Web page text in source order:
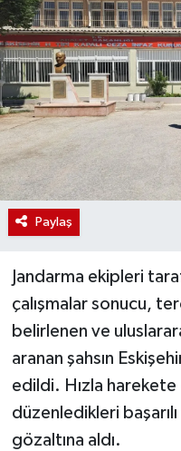
Paylaş
Jandarma ekipleri
çalışmalar sonucu,
belirlenen ve
aranan şahsın
edildi. Hızla
düzenledikleri
gözaltına aldı.